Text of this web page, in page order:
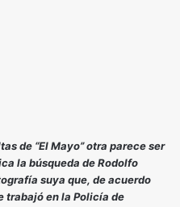
de “El Mayo” otra parece ser
la búsqueda de Rodolfo
suya que, de acuerdo
trabajó en la Policía de